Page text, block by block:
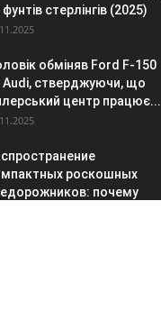
фунтів стерлінгів (2025)
обміняв Ford F-150
Audi, стверджуючи, що
центр працює...
роскошных
почему